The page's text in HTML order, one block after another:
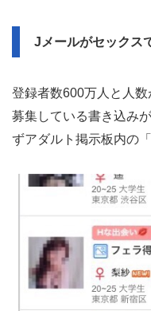
Jメールがセックス
登録者数600万人と人
募集している書き込み
ずアダルト掲示板内の